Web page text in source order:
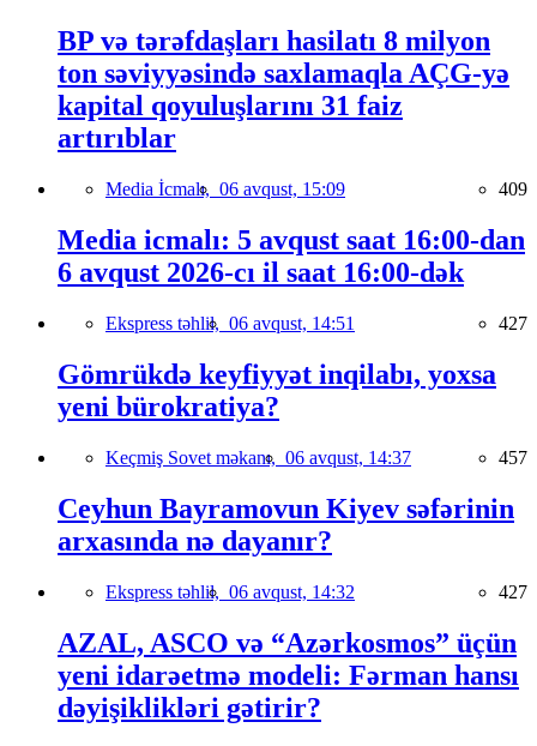
BP və tərəfdaşları hasilatı 8 milyon
ton səviyyəsində saxlamaqla AÇG-yə
kapital qoyuluşlarını 31 faiz
artırıblar
Media İcmalı, 06 avqust, 15:09 409
Media icmalı: 5 avqust saat 16:00-dan
6 avqust 2026-cı il saat 16:00-dək
Ekspress təhlil, 06 avqust, 14:51 427
Gömrükdə keyfiyyət inqilabı, yoxsa
yeni bürokratiya?
Keçmiş Sovet məkanı, 06 avqust, 14:37 457
Ceyhun Bayramovun Kiyev səfərinin
arxasında nə dayanır?
Ekspress təhlil, 06 avqust, 14:32 427
AZAL, ASCO və “Azərkosmos” üçün
yeni idarəetmə modeli: Fərman hansı
dəyişiklikləri gətirir?